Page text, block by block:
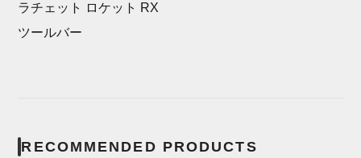
ラチェット ロケット RX
ツールバー
RECOMMENDED PRODUCTS